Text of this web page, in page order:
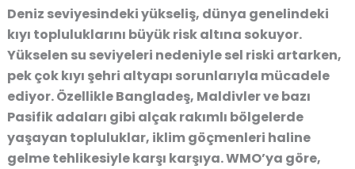
Deniz seviyesindeki yükseliş, dünya genelindeki
kıyı topluluklarını büyük risk altına sokuyor.
Yükselen su seviyeleri nedeniyle sel riski artarken,
pek çok kıyı şehri altyapı sorunlarıyla mücadele
ediyor. Özellikle Bangladeş, Maldivler ve bazı
Pasifik adaları gibi alçak rakımlı bölgelerde
yaşayan topluluklar, iklim göçmenleri haline
gelme tehlikesiyle karşı karşıya. WMO’ya göre,